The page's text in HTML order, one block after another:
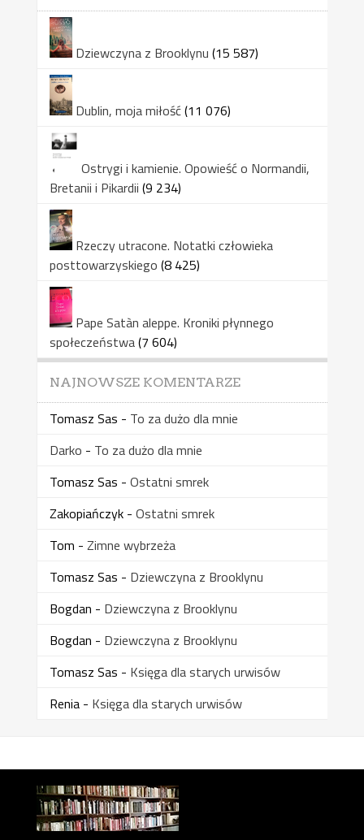
Dziewczyna z Brooklynu (15 587)
Dublin, moja miłość(11 076)
Ostrygi i kamienie. Opowieść o Normandii,
Bretanii i Pikardii (9 234)
Rzeczy utracone. Notatki człowieka
posttowarzyskiego (8 425)
Pape Satàn aleppe. Kroniki płynnego
społeczeństwa(7 604)
NAJNOWSZE KOMENTARZE
Tomasz Sas - To za dużo dla mnie
Darko - To za dużo dla mnie
Tomasz Sas - Ostatni smrek
Zakopiańczyk- Ostatni smrek
Tom - Zimne wybrzeża
Tomasz Sas - Dziewczyna z Brooklynu
Bogdan - Dziewczyna z Brooklynu
Bogdan - Dziewczyna z Brooklynu
Tomasz Sas - Księga dla starych urwisów
Renia- Księga dla starych urwisów